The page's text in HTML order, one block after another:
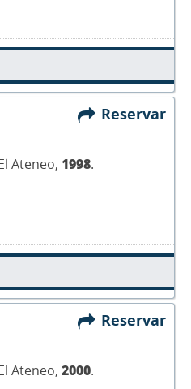
Reservar
Ateneo, 1998.
Reservar
Ateneo, 2000.